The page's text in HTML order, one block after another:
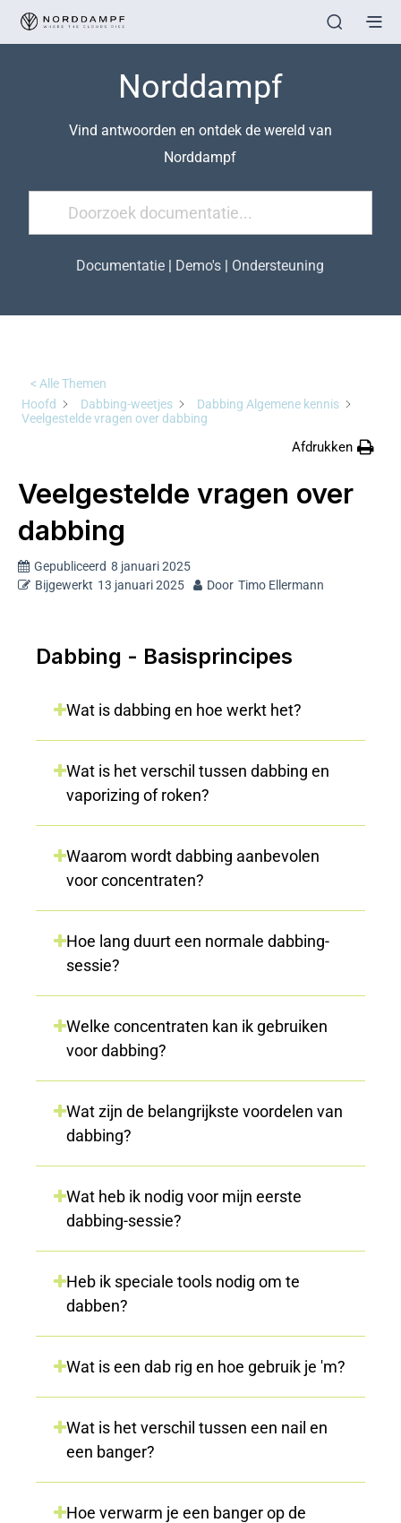
Norddampf
Vind antwoorden en ontdek de wereld van
Norddampf
Documentatie | Demo's | Ondersteuning
< Alle Themen
Hoofd
Dabbing-weetjes
Dabbing Algemene kennis
Veelgestelde vragen over dabbing
Afdrukken
Veelgestelde vragen over
dabbing
Gepubliceerd 8 januari 2025
Bijgewerkt 13 januari 2025 Door Timo Ellermann
Dabbing - Basisprincipes
Wat is dabbing en hoe werkt het?
Wat is het verschil tussen dabbing en
vaporizing of roken?
Waarom wordt dabbing aanbevolen
voor concentraten?
Hoe lang duurt een normale dabbing-
sessie?
Welke concentraten kan ik gebruiken
voor dabbing?
Wat zijn de belangrijkste voordelen van
dabbing?
Wat heb ik nodig voor mijn eerste
dabbing-sessie?
Heb ik speciale tools nodig om te
dabben?
Wat is een dab rig en hoe gebruik je 'm?
Wat is het verschil tussen een nail en
een banger?
Hoe verwarm je een banger op de